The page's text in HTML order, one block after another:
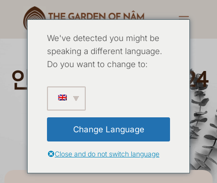
인과 관계 조사 - 2024
년 10월
17 10월-21 10월 2024
We've detected you might be
speaking a different language.
Do you want to change to:
Change Language
Close and do not switch language